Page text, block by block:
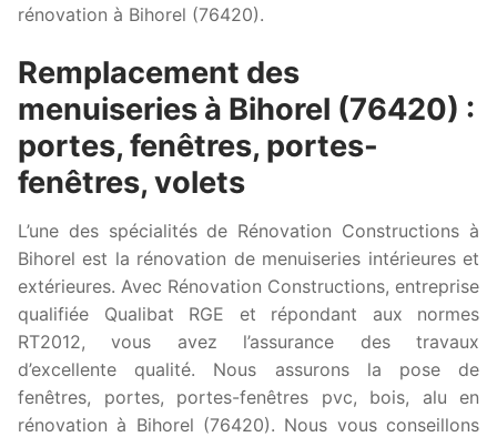
rénovation à Bihorel (76420).
Remplacement des
menuiseries à Bihorel (76420) :
portes, fenêtres, portes-
fenêtres, volets
L’une des spécialités de Rénovation Constructions à
Bihorel est la rénovation de menuiseries intérieures et
extérieures. Avec Rénovation Constructions, entreprise
qualifiée Qualibat RGE et répondant aux normes
RT2012, vous avez l’assurance des travaux
d’excellente qualité. Nous assurons la pose de
fenêtres, portes, portes-fenêtres pvc, bois, alu en
rénovation à Bihorel (76420). Nous vous conseillons